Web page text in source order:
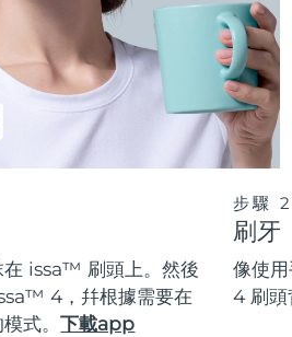
在 issa™ 刷頭上。然後
4，幷根據需要在
式。下載app
步驟
刷牙
像使
4 刷頭